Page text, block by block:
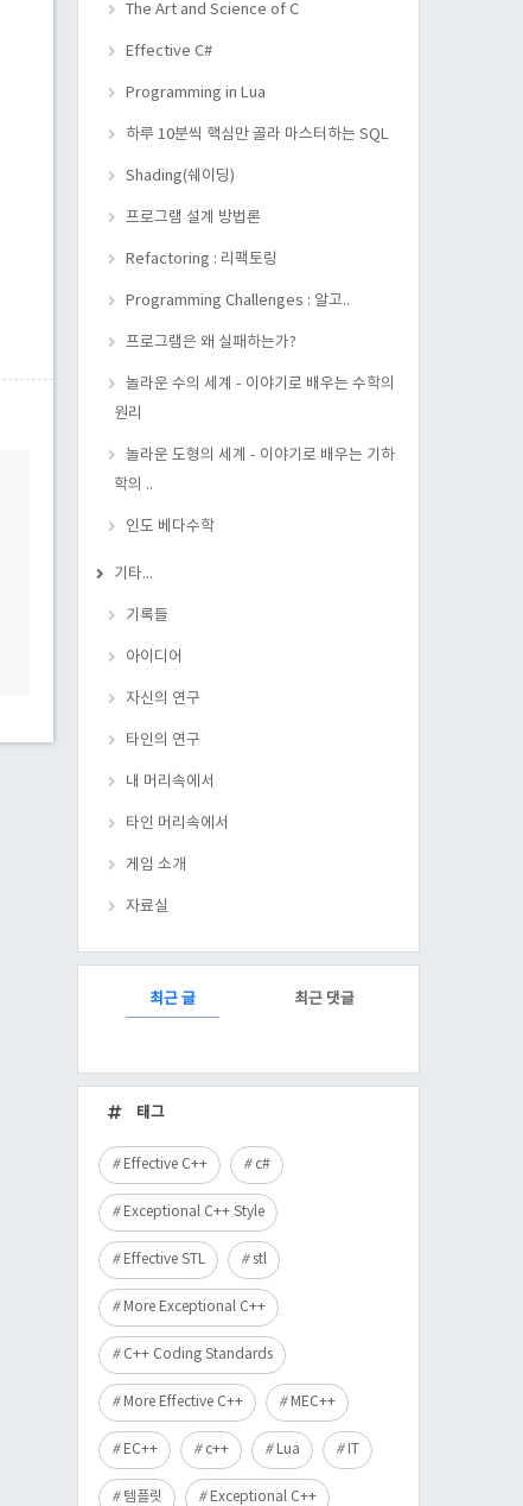
The Art and Science of C
Effective C#
Programming in Lua
하루 10분씩 핵심만 골라 마스터하는 SQL
Shading(쉐이딩)
프로그램 설계 방법론
Refactoring : 리팩토링
Programming Challenges : 알고..
프로그램은 왜 실패하는가?
놀라운 수의 세계 - 이야기로 배우는 수학의
원리
놀라운 도형의 세계 - 이야기로 배우는 기하
학의 ..
인도 베다수학
기타...
기록들
아이디어
자신의 연구
타인의 연구
내 머리속에서
타인 머리속에서
게임 소개
자료실
RECENTLY최근 글 최근 댓글
근
글
태그
Effective C++ c#
Exceptional C++ Style
Effective STL stl
More Exceptional C++
C++ Coding Standards
More Effective C++ MEC++
EC++ c++ Lua IT
템플릿 Exceptional C++